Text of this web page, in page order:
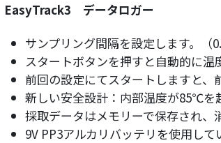
EasyTrack3 データロガー
サンプリング間隔を設定します。（
スタートボタンを押すと自動的に温
前回の設定にてスタートしますと、
新しい安全設計：内部温度が85℃を
採取データはメモリーで保存され、
9V PP3アルカリバッテリを使用し